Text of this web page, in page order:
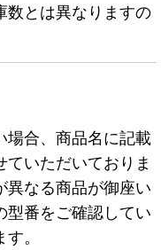
数とは異なりますの
場合、商品名に記載
ていただいておりま
異なる商品が御座い
型番をご確認してい
。